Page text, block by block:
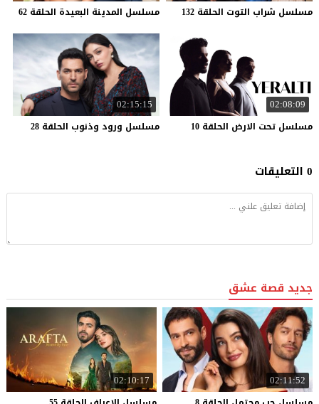
مسلسل شراب التوت الحلقة 132 مسلسل المدينة البعيدة الحلقة 62
02:08:09
مسلسل تحت الارض الحلقة 10
02:15:15
مسلسل ورود وذنوب الحلقة 28
0 التعليقات
جديد قصة عشق
02:11:52
02:10:17